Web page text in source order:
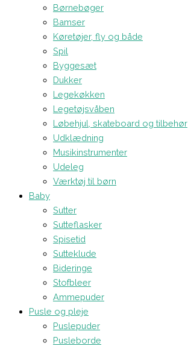
Børnebøger
Bamser
Køretøjer, fly og både
Spil
Byggesæt
Dukker
Legekøkken
Legetøjsvåben
Løbehjul, skateboard og tilbehør
Udklædning
Musikinstrumenter
Udeleg
Værktøj til børn
Baby
Sutter
Sutteflasker
Spisetid
Sutteklude
Bideringe
Stofbleer
Ammepuder
Pusle og pleje
Puslepuder
Pusleborde